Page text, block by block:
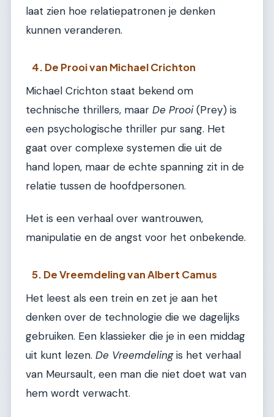
laat zien hoe relatiepatronen je denken
kunnen veranderen.
4. De Prooi van Michael Crichton
Michael Crichton staat bekend om
technische thrillers, maar De Prooi(Prey) is
een psychologische thriller pur sang. Het
gaat over complexe systemen die uit de
hand lopen, maar de echte spanning zit in de
relatie tussen de hoofdpersonen.
Het is een verhaal over wantrouwen,
manipulatie en de angst voor het onbekende.
5. De Vreemdeling van Albert Camus
Het leest als een trein en zet je aan het
denken over de technologie die we dagelijks
gebruiken. Een klassieker die je in een middag
uit kunt lezen. De Vreemdelingis het verhaal
van Meursault, een man die niet doet wat van
hem wordt verwacht.